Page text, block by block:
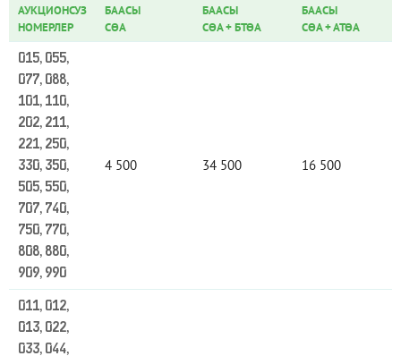
АУКЦИОНСУЗ
НОМЕРЛЕР
БААСЫ
СӨА
БААСЫ
СӨА+БТӨА
БААСЫ
СӨА+АТӨА
015, 055,
077, 088,
101, 110,
202, 211,
221, 250,
330, 350,
505, 550,
707, 740,
750, 770,
808, 880,
909, 990
4 500 34 500 16 500
011, 012,
013, 022,
033, 044,